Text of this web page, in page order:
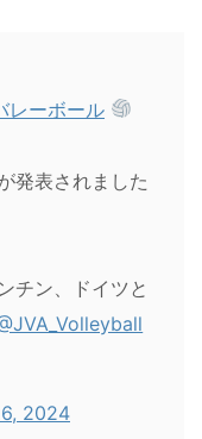
レーボール
発表されました
チン、ドイツと
2024